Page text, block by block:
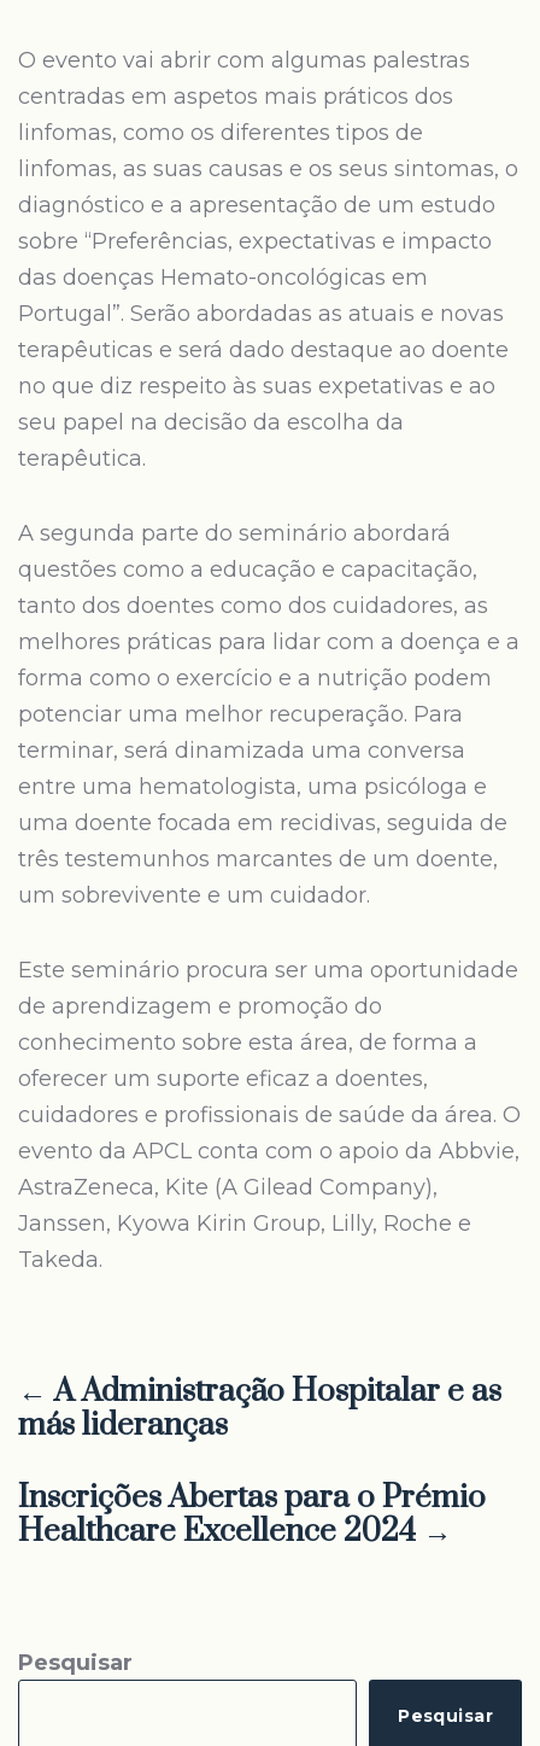
O evento vai abrir com algumas palestras
centradas em aspetos mais práticos dos
linfomas, como os diferentes tipos de
linfomas, as suas causas e os seus sintomas, o
diagnóstico e a apresentação de um estudo
sobre “Preferências, expectativas e impacto
das doenças Hemato-oncológicas em
Portugal”. Serão abordadas as atuais e novas
terapêuticas e será dado destaque ao doente
no que diz respeito às suas expetativas e ao
seu papel na decisão da escolha da
terapêutica.
A segunda parte do seminário abordará
questões como a educação e capacitação,
tanto dos doentes como dos cuidadores, as
melhores práticas para lidar com a doença e a
forma como o exercício e a nutrição podem
potenciar uma melhor recuperação. Para
terminar, será dinamizada uma conversa
entre uma hematologista, uma psicóloga e
uma doente focada em recidivas, seguida de
três testemunhos marcantes de um doente,
um sobrevivente e um cuidador.
Este seminário procura ser uma oportunidade
de aprendizagem e promoção do
conhecimento sobre esta área, de forma a
oferecer um suporte eficaz a doentes,
cuidadores e profissionais de saúde da área. O
evento da APCL conta com o apoio da Abbvie,
AstraZeneca, Kite (A Gilead Company),
Janssen, Kyowa Kirin Group, Lilly, Roche e
Takeda.
← A Administração Hospitalar e as
más lideranças
Inscrições Abertas para o Prémio
Healthcare Excellence 2024 →
Pesquisar
Pesquisar